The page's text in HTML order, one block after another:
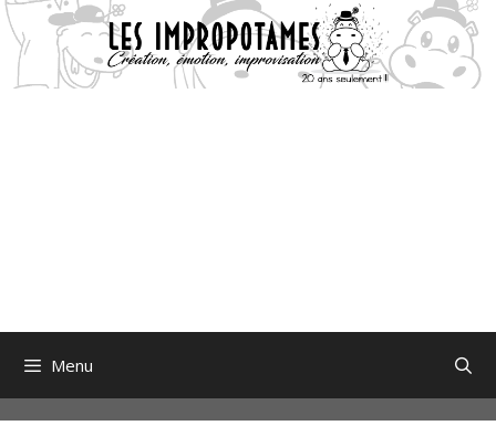
Aller
au
contenu
Menu